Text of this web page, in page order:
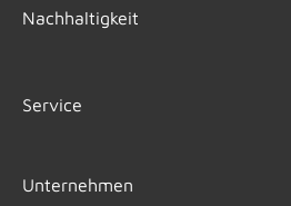
Nachhaltigkeit
Service
Unternehmen